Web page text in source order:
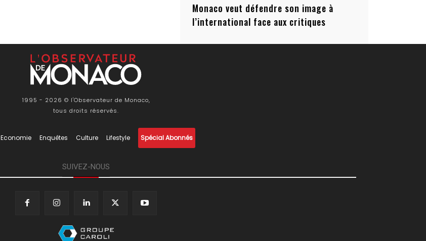
Monaco veut défendre son image à
l’international face aux critiques
1995 - 2026 © l'Observateur de Monaco,
tous droits réservés.
Economie Enquêtes Culture Lifestyle Spécial Abonnés
SUIVEZ-NOUS